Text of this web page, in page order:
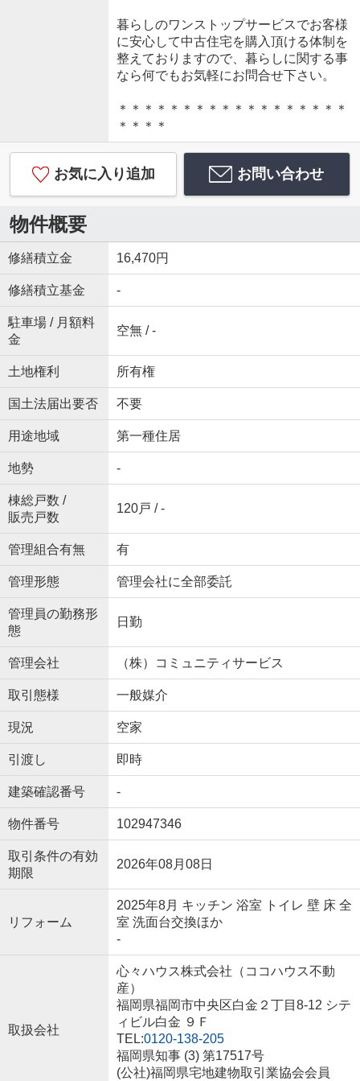
暮らしのワンストップサービスでお客様
に安心して中古住宅を購入頂ける体制を
整えておりますので、暮らしに関する事
なら何でもお気軽にお問合せ下さい。
＊＊＊＊＊＊＊＊＊＊＊＊＊＊＊＊＊＊
＊＊＊＊
お気に入り追加 お問い合わせ
物件概要
修繕積立金 16,470円
修繕積立基金 -
駐車場 / 月額料
金
空無 / -
土地権利 所有権
国土法届出要否 不要
用途地域 第一種住居
地勢 -
棟総戸数 /
販売戸数
120戸 / -
管理組合有無 有
管理形態 管理会社に全部委託
管理員の勤務形
態
日勤
管理会社 （株）コミュニティサービス
取引態様 一般媒介
現況 空家
引渡し 即時
建築確認番号 -
物件番号 102947346
取引条件の有効
期限
2026年08月08日
リフォーム
2025年8月 キッチン 浴室 トイレ 壁 床 全
室 洗面台交換ほか
-
取扱会社
心々ハウス株式会社（ココハウス不動
産）
福岡県福岡市中央区白金２丁目8-12 シテ
ィビル白金 ９Ｆ
TEL:0120-138-205
福岡県知事 (3) 第17517号
(公社)福岡県宅地建物取引業協会会員